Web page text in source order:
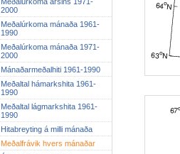
2000
Meðalúrkoma mánaða 1961-
1990
Meðalúrkoma mánaða 1971-
2000
Mánaðarmeðalhiti 1961-1990
Meðaltal hámarkshita 1961-
1990
Meðaltal lágmarkshita 1961-
1990
Hitabreyting á milli mánaða
Meðalfrávik hvers mánaðar